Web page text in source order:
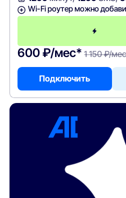
Wi-Fi роутер можно
600 ₽/мес* 1 150 ₽/
Подключить